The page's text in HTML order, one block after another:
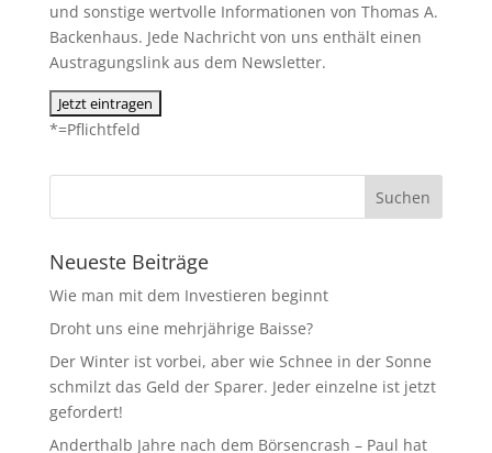
und sonstige wertvolle Informationen von Thomas A.
Backenhaus. Jede Nachricht von uns enthält einen
Austragungslink aus dem Newsletter.
*=Pflichtfeld
Neueste Beiträge
Wie man mit dem Investieren beginnt
Droht uns eine mehrjährige Baisse?
Der Winter ist vorbei, aber wie Schnee in der Sonne
schmilzt das Geld der Sparer. Jeder einzelne ist jetzt
gefordert!
Anderthalb Jahre nach dem Börsencrash – Paul hat